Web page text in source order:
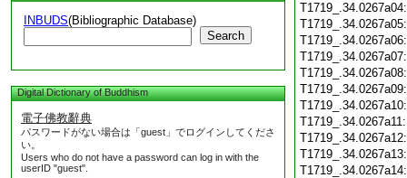
INBUDS(Bibliographic Database)
Search
Digital Dictionary of Buddhism
電子佛教辭典
パスワードがない場合は「guest」でログインしてくださ
い。
Users who do not have a password can log in with the
userID "guest".